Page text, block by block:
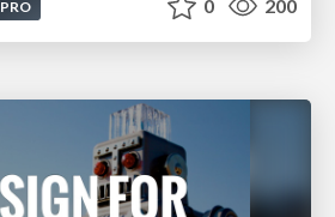
PRO 0 200